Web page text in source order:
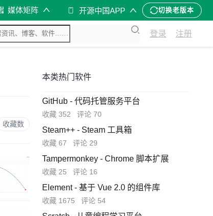
媒体矩阵 开源中国APP 切换老版本
登录 注册
收藏数
本类热门软件
GitHub - 代码托管服务平台
收藏 352 评论 70
Steam++ - Steam 工具箱
收藏 67 评论 29
Tampermonkey - Chrome 脚本扩展
收藏 25 评论 16
Element - 基于 Vue 2.0 的组件库
收藏 1675 评论 54